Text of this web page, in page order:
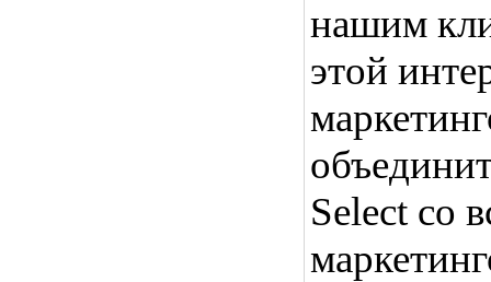
нашим
этой
Select со